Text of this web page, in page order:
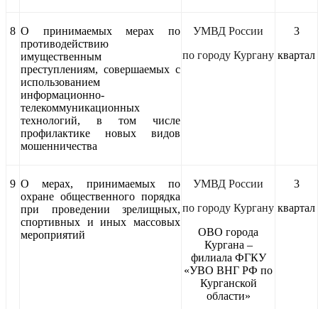
8 О принимаемых мерах по
противодействию
имущественным
преступлениям, совершаемых с
использованием
информационно-
телекоммуникационных
технологий, в том числе
профилактике новых видов
мошенничества
УМВД России
по городу Кургану
3
квартал
9 О мерах, принимаемых по
охране общественного порядка
при проведении зрелищных,
спортивных и иных массовых
мероприятий
УМВД России
по городу Кургану
ОВО города
Кургана –
филиала ФГКУ
«УВО ВНГ РФ по
Курганской
области»
3
квартал